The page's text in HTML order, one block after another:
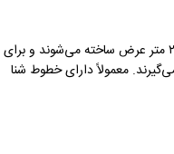
این استخرها با ابعاد استاندارد ۵۰ متر طول و ۲۵ متر عرض ساخته می‌شوند و برای
معمولاً دارای خطوط شنا